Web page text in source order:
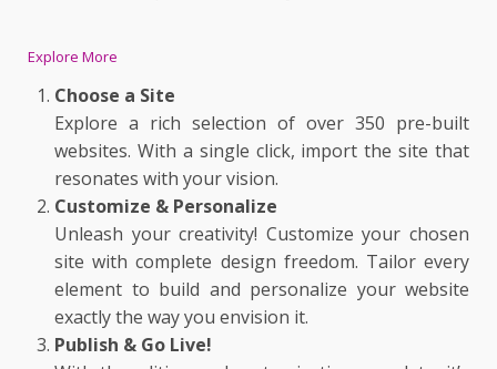
Explore More
Choose a Site
Explore a rich selection of over 350 pre-built
websites. With a single click, import the site that
resonates with your vision.
Customize & Personalize
Unleash your creativity! Customize your chosen
site with complete design freedom. Tailor every
element to build and personalize your website
exactly the way you envision it.
Publish & Go Live!